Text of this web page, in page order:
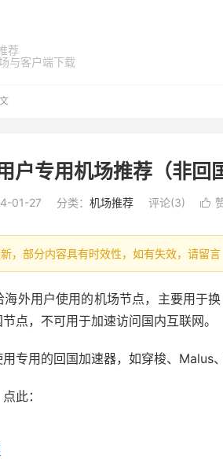
荐
与客户端下载
户专用机场推荐（非回
01-27 分类： 机场推荐 评论(3) 
，部分内容具有时效性，如有失效，请留言
外用户使用的机场节点，主要用于
点，不可用于加速访问国内互联网。
专用的回国加速器，如穿梭、Malus
此：